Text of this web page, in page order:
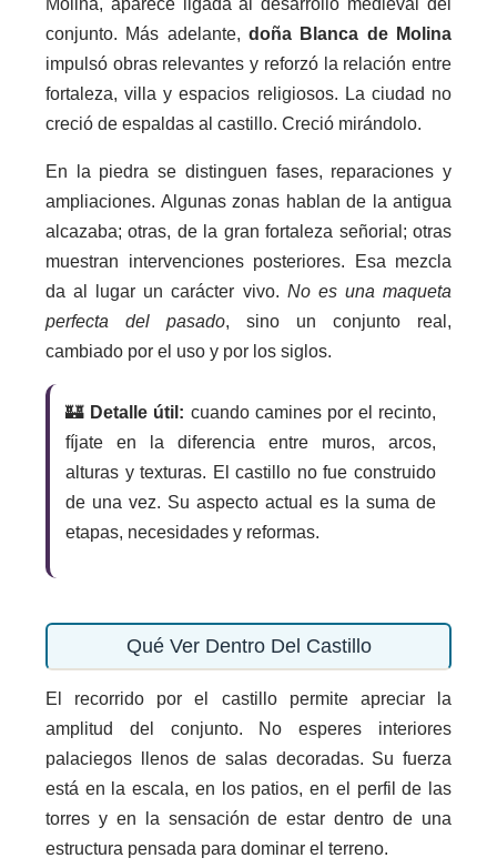
conjunto. Más adelante, doña Blanca de Molina
impulsó obras relevantes y reforzó la relación entre
fortaleza, villa y espacios religiosos. La ciudad no
creció de espaldas al castillo. Creció mirándolo.
En la piedra se distinguen fases, reparaciones y
ampliaciones. Algunas zonas hablan de la antigua
alcazaba; otras, de la gran fortaleza señorial; otras
muestran intervenciones posteriores. Esa mezcla
da al lugar un carácter vivo. No es una maqueta
perfecta del pasado, sino un conjunto real,
cambiado por el uso y por los siglos.
🏰 Detalle útil: cuando camines por el recinto,
fíjate en la diferencia entre muros, arcos,
alturas y texturas. El castillo no fue construido
de una vez. Su aspecto actual es la suma de
etapas, necesidades y reformas.
Qué Ver Dentro Del Castillo
El recorrido por el castillo permite apreciar la
amplitud del conjunto. No esperes interiores
palaciegos llenos de salas decoradas. Su fuerza
está en la escala, en los patios, en el perfil de las
torres y en la sensación de estar dentro de una
estructura pensada para dominar el terreno.